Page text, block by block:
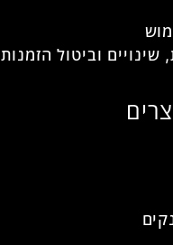
שינויים וביטול הזמנות